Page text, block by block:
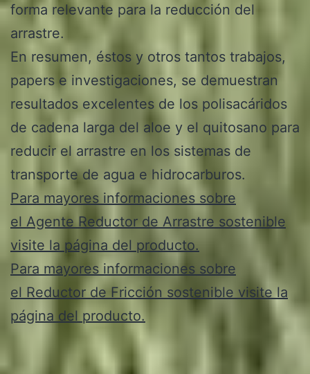
forma relevante para la reducción del
arrastre.
En resumen, éstos y otros tantos trabajos,
papers e investigaciones, se demuestran
resultados excelentes de los polisacáridos
de cadena larga del aloe y el quitosano para
reducir el arrastre en los sistemas de
transporte de agua e hidrocarburos.
Para mayores informaciones sobre
el Agente Reductor de Arrastre sostenible
visite la página del producto.
Para mayores informaciones sobre
el Reductor de Fricción sostenible visite la
página del producto.